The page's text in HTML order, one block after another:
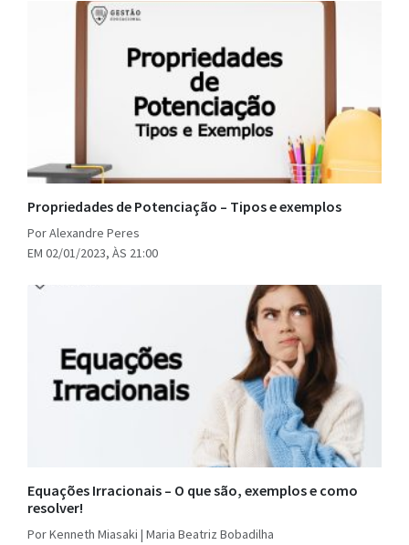
Propriedades de Potenciação – Tipos e exemplos
Por Alexandre Peres
EM 02/01/2023, ÀS 21:00
Equações Irracionais – O que são, exemplos e como
resolver!
Por Kenneth Miasaki | Maria Beatriz Bobadilha